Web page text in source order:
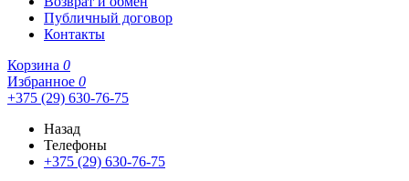
Публичный договор
Контакты
Корзина 0
Избранное 0
+375 (29) 630-76-75
Назад
Телефоны
+375 (29) 630-76-75